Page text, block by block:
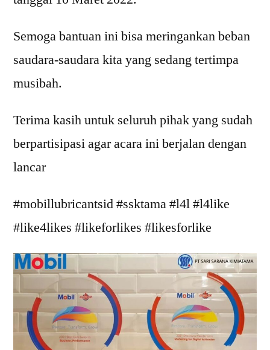
Semoga bantuan ini bisa meringankan beban
saudara-saudara kita yang sedang tertimpa
musibah.
Terima kasih untuk seluruh pihak yang sudah
berpartisipasi agar acara ini berjalan dengan
lancar
#mobillubricantsid #ssktama #l4l #l4like
#like4likes #likeforlikes #likesforlike